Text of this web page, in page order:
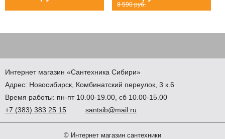
8 590 руб.
Интернет магазин «Сантехника Сибири»
Адрес: Новосибирск Комбинатский переулок, 3 к.6
Время работы: пн-пт 10.00-19.00, сб 10.00-15.00
+7 (383) 383 25 15 santsib@mail.ru
© Интернет магазин сантехники